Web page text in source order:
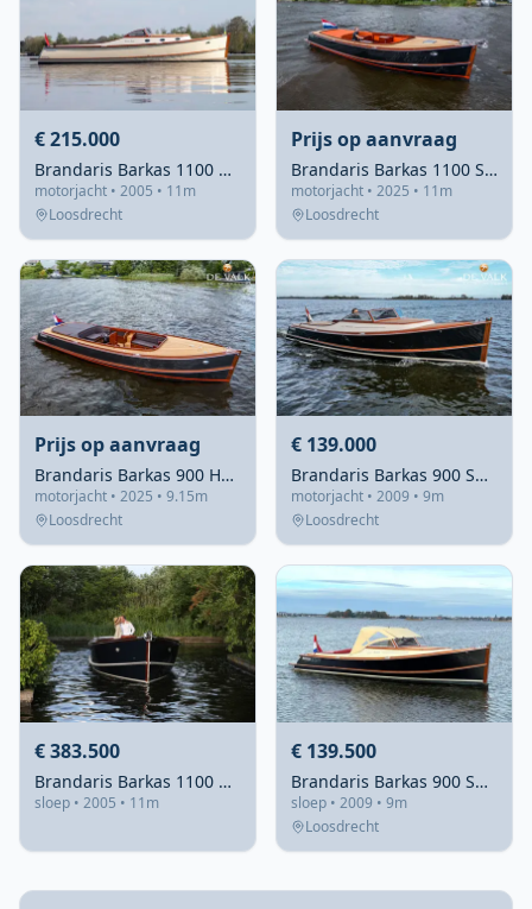
€ 215.000
Brandaris Barkas 1100 Cabin 2005 – veelzijdig & snel
motorjacht • 2005 • 11m
Loosdrecht
Prijs op aanvraag
Brandaris Barkas 1100 Supersport Hybrid 2025 – emissieloos varen
motorjacht • 2025 • 11m
Loosdrecht
Prijs op aanvraag
Brandaris Barkas 900 Hybrid - 5Kw
motorjacht • 2025 • 9.15m
Loosdrecht
€ 139.000
Brandaris Barkas 900 Suite
motorjacht • 2009 • 9m
Loosdrecht
€ 383.500
Brandaris Barkas 1100 Open 2005 – Mahonie sloep met 2×315pk
sloep • 2005 • 11m
€ 139.500
Brandaris Barkas 900 Suite 2009 – Elegante allrounder met 213 uur
sloep • 2009 • 9m
Loosdrecht